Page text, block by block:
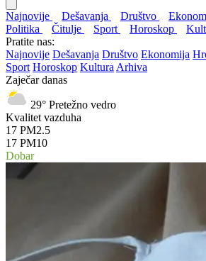
Najnovije Dešavanja Društvo
Politika
Čitulje Sport Horoskop
Pratite nas:
Najnovije Dešavanja Društvo Ekonomija
Sport Horoskop Kultura Arhiva
Zaječar danas
29° Pretežno vedro
Kvalitet vazduha
17 PM2.5
17 PM10
Dobar